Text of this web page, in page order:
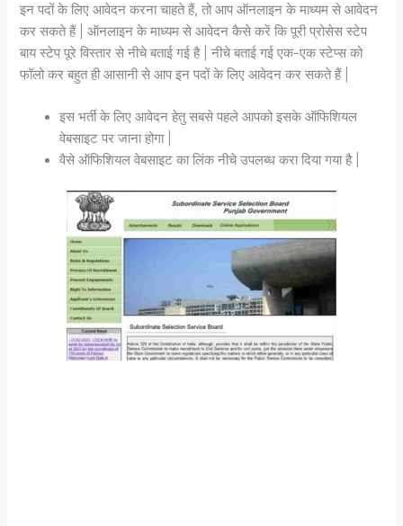
इन पदों के लिए आवेदन करना चाहते हैं, तो आप ऑनलाइन के माध्यम से आवेदन
कर सकते हैं | ऑनलाइन के माध्यम से आवेदन कैसे करें कि पूरी प्रोसेस स्टेप
बाय स्टेप पूरे विस्तार से नीचे बताई गई है | नीचे बताई गई एक-एक स्टेप्स को
फॉलो कर बहुत ही आसानी से आप इन पदों के लिए आवेदन कर सकते हैं |
इस भर्ती के लिए आवेदन हेतु सबसे पहले आपको इसके ऑफिशियल
वेबसाइट पर जाना होगा |
वैसे ऑफिशियल वेबसाइट का लिंक नीचे उपलब्ध करा दिया गया है |